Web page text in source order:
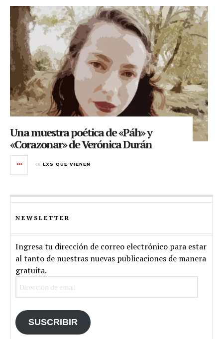
Una muestra poética de «Páh» y
«Corazonar» de Verónica Durán
en LXS QUE VIENEN
NEWSLETTER
Ingresa tu dirección de correo electrónico para estar
al tanto de nuestras nuevas publicaciones de manera
gratuita.
SUSCRIBIR